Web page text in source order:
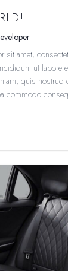
sit amet,
ut labore
quis nostrud
commodo